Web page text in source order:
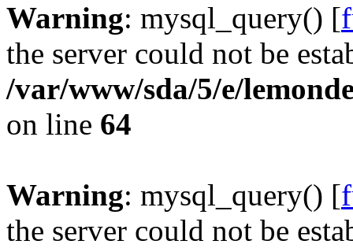
Warning: mysql_query() [
the server could not be
/var/www/sda/5/e/
on line 64
Warning: mysql_query() [
the server could not be